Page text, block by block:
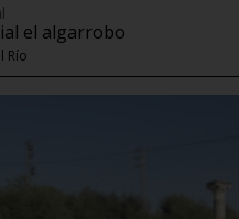
el algarrobo
Río